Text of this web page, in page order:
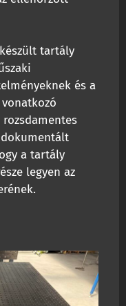
tartály
és a
a tartály
legyen az